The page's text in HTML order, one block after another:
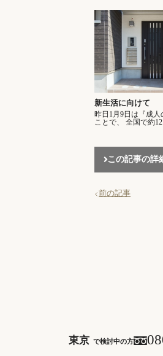
新生活に向けて
昨日1月9日は『成人
ことで、 全国で約
この記事の詳
前の記事
東京 で検討中の方